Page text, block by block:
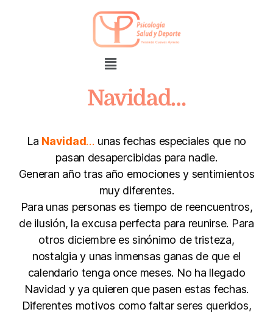
Navidad…
La Navidad… unas fechas especiales que no
pasan desapercibidas para nadie.
Generan año tras año emociones y sentimientos
muy diferentes.
Para unas personas es tiempo de reencuentros,
de ilusión, la excusa perfecta para reunirse. Para
otros diciembre es sinónimo de tristeza,
nostalgia y unas inmensas ganas de que el
calendario tenga once meses. No ha llegado
Navidad y ya quieren que pasen estas fechas.
Diferentes motivos como faltar seres queridos,